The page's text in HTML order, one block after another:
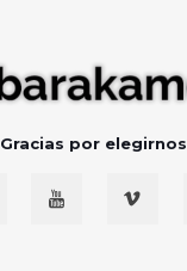
Gracias por elegirnos